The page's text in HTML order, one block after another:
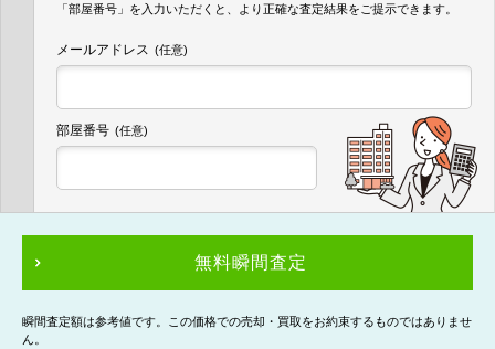
「部屋番号」を入力いただくと、より正確な査定結果をご提示できます。
メールアドレス (任意)
部屋番号 (任意)
無料瞬間査定
瞬間査定額は参考値です。この価格での売却・買取をお約束するものではありませ
ん。